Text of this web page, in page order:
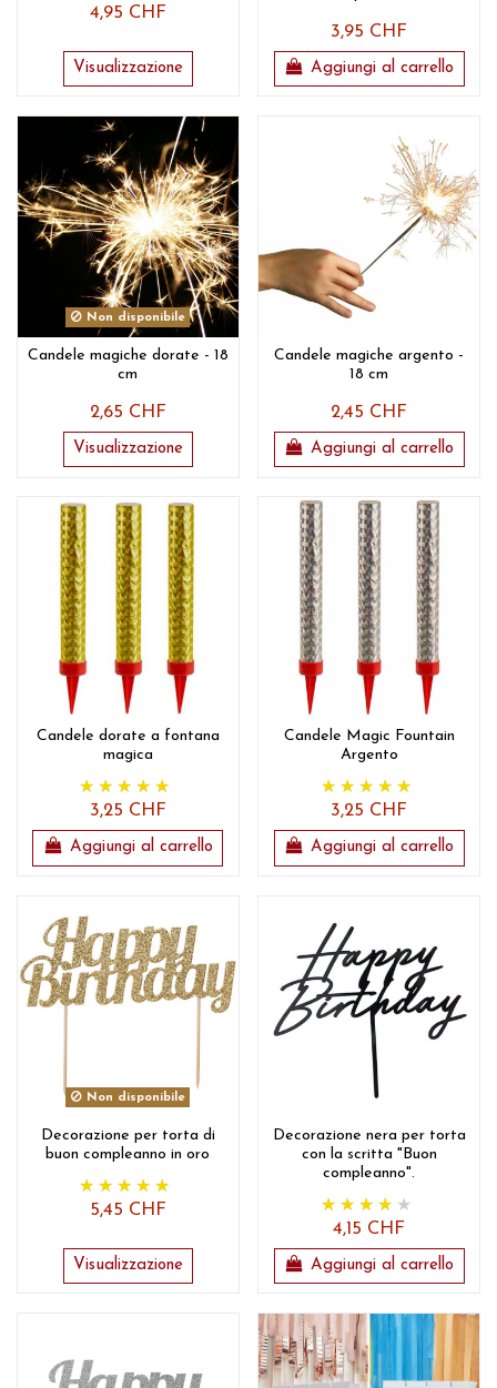
4,95 CHF
Visualizzazione
3,95 CHF
Aggiungi al carrello
Non disponibile
Candele magiche dorate - 18
cm
2,65 CHF
Visualizzazione
Candele magiche argento -
18 cm
2,45 CHF
Aggiungi al carrello
Candele dorate a fontana
magica
3,25 CHF
Aggiungi al carrello
Candele Magic Fountain
Argento
3,25 CHF
Aggiungi al carrello
Non disponibile
Decorazione per torta di
buon compleanno in oro
5,45 CHF
Visualizzazione
Decorazione nera per torta
con la scritta "Buon
compleanno".
4,15 CHF
Aggiungi al carrello